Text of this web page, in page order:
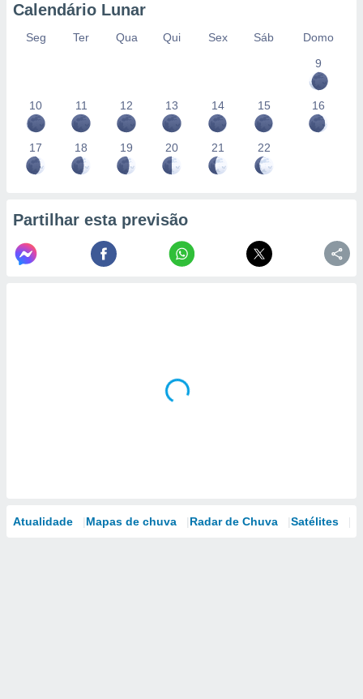
Calendário Lunar
Seg Ter Qua Qui Sex Sáb
Domo
9
10 11 12 13 14 15 16
17 18 19 20 21 22
Partilhar esta previsão
Atualidade Mapas de chuva Radar de Chuva Satélites